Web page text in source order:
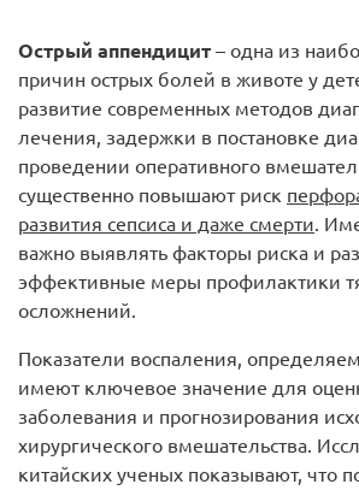
Острый аппендицит – одна из
причин острых болей в животе у
развитие современных методов
лечения, задержки в постановке
проведении оперативного
существенно повышают риск
развития сепсиса и даже смерти.
важно выявлять факторы риска и
эффективные меры профилактики
осложнений.
Показатели воспаления,
имеют ключевое значение для
заболевания и прогнозирования
хирургического вмешательства.
китайских ученых показывают, что